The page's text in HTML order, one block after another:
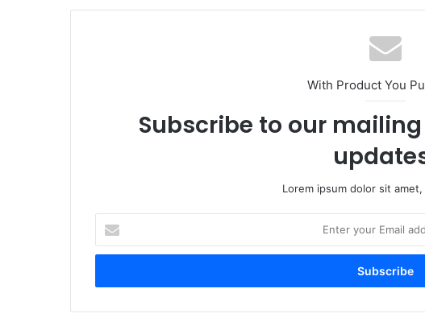
With Product You
Subscribe to our
Lorem ipsum dolor sit
your
Email